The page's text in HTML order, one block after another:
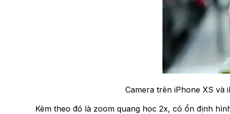
Camera trên iPhone XS
Kèm theo đó là zoom quang học 2x, có ổn định